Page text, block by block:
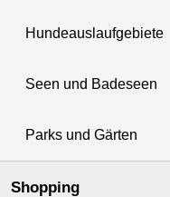
Hundeauslaufgebiete
Seen und Badeseen
Parks und Gärten
Shopping